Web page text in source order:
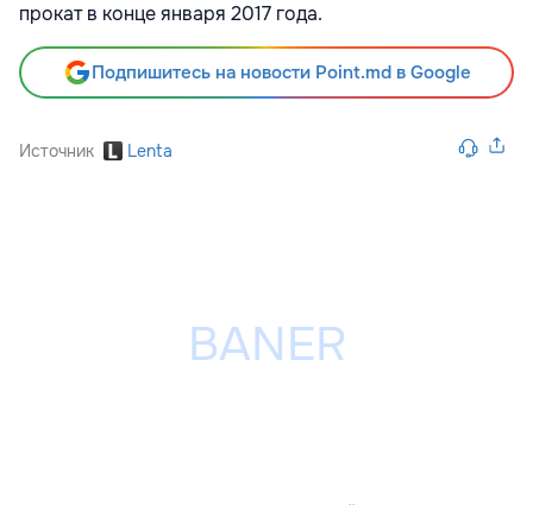
прокат в конце января 2017 года.
Подпишитесь на новости Point.md в Google
Источник Lenta